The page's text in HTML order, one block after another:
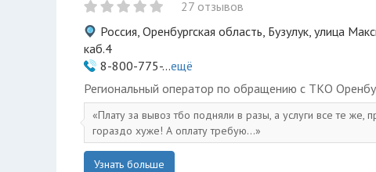
27 отзывов
Россия, Оренбургская область, Бузулук, улица
каб.4
8-800-775-...ещё
Региональный оператор по обращению с ТКО
Плату за вывоз тбо подняли в разы, а услуги все те же,
гораздо хуже! А оплату требую...
Узнать больше